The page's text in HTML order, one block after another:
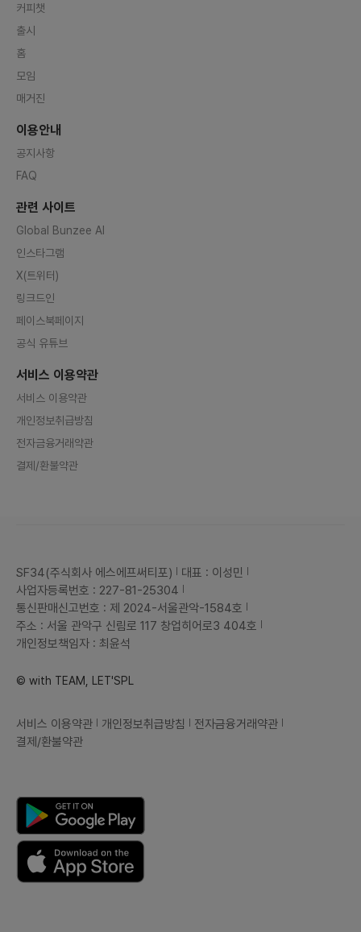
커피챗
출시
홈
모임
매거진
이용안내
공지사항
FAQ
관련 사이트
Global Bunzee AI
인스타그램
X(트위터)
링크드인
페이스북페이지
공식 유튜브
서비스 이용약관
서비스 이용약관
개인정보취급방침
전자금융거래약관
결제/환불약관
SF34(주식회사 에스에프써티포)
대표 : 이성민
사업자등록번호 : 227-81-25304
통신판매신고번호 : 제 2024-서울관악-1584호
주소 : 서울 관악구 신림로 117 창업히어로3 404호
개인정보책임자 : 최윤석
© with TEAM, LET'SPL
서비스 이용약관 개인정보취급방침
전자금융거래약관
결제/환불약관